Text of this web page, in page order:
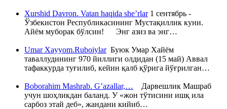
Xurshid Davron. Vatan haqida she’rlar1 сентябрь -
Ўзбекистон Республикасининг Мустақиллик куни.
Айём муборак бўлсин! Энг азиз ва энг…
Umar Xayyom.RuboiylarБуюк Умар Хайём
таваллудининг 970 йиллиги олдидан (15 май) Аввал
тафаккурда туғилиб, кейин қалб қўрига йўғрилган…
Boborahim Mashrab. G’azallar,… Дарвешлик Машраб
учун шоҳликдан баланд. У «жон тўтисини ишқ ила
сарбоз этай деб», жандани кийиб…